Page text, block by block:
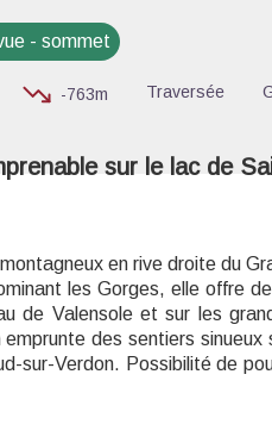
- sommet
-763m Traversée
sur le lac de
en rive droite du
les Gorges, elle offre
de Valensole et sur les
des sentiers sinueux
sur-Verdon. Possibilité de